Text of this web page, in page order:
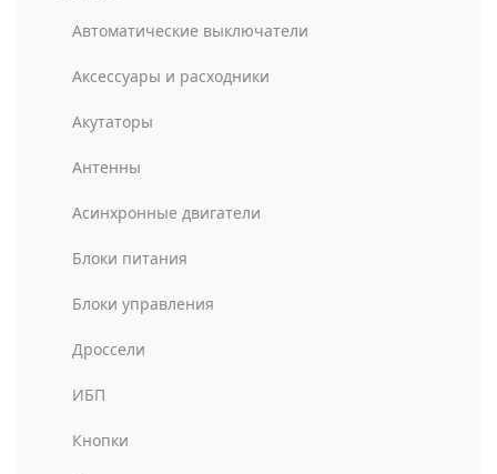
Автоматические выключатели
Аксессуары и расходники
Акутаторы
Антенны
Асинхронные двигатели
Блоки питания
Блоки управления
Дроссели
ИБП
Кнопки